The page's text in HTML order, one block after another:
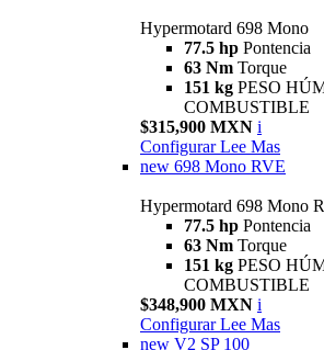
Hypermotard 698 Mono
77.5 hp Pontencia
63 Nm Torque
151 kg PESO
COMBUSTIBLE
$315,900 MXN i
Configurar Lee Mas
new 698 Mono RVE
Hypermotard 698 Mono
77.5 hp Pontencia
63 Nm Torque
151 kg PESO
COMBUSTIBLE
$348,900 MXN i
Configurar Lee Mas
new V2 SP 100